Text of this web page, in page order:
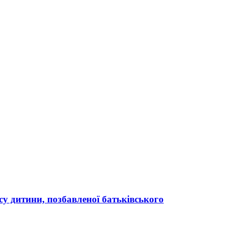
дитини, позбавленої батьківського